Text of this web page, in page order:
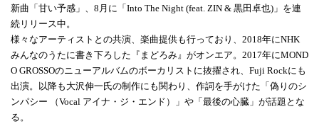
新曲「甘い予感」、8月に「Into The Night (feat. ZIN & 黒田卓也)」を連
続リリース中。
様々なアーティストとの共演、楽曲提供も行っており、2018年にNHK
みんなのうたに書き下ろした『まどろみ』がオンエア。2017年にMOND
O GROSSOのニューアルバムのボーカリストに抜擢され、Fuji Rockにも
出演。以降も大沢伸一氏の制作にも関わり、作詞を手がけた「偽りのシ
ンパシー （Vocal アイナ・ジ・エンド）」や「最後の心臓」が話題とな
る。